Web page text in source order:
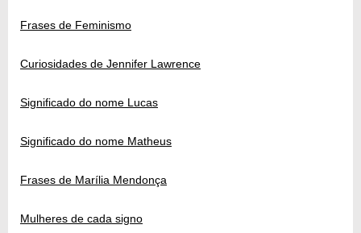
Frases de Feminismo
Curiosidades de Jennifer Lawrence
Significado do nome Lucas
Significado do nome Matheus
Frases de Marília Mendonça
Mulheres de cada signo